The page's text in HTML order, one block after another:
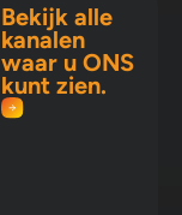
Bekijk alle
kanalen
waar u ONS
kunt zien.